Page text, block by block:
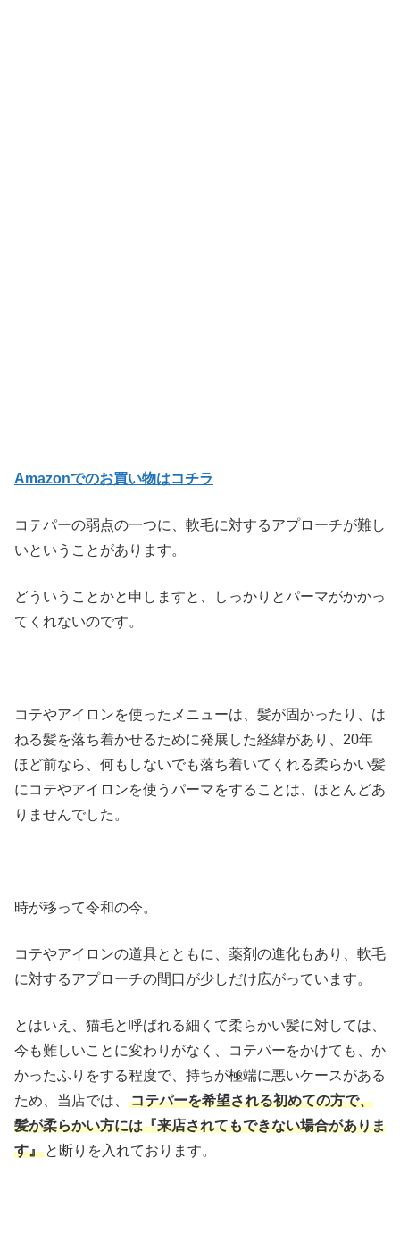
Amazonでのお買い物はコチラ
コテパーの弱点の一つに、軟毛に対するアプローチが難し
いということがあります。
どういうことかと申しますと、しっかりとパーマがかかっ
てくれないのです。
コテやアイロンを使ったメニューは、髪が固かったり、は
ねる髪を落ち着かせるために発展した経緯があり、20年
ほど前なら、何もしないでも落ち着いてくれる柔らかい髪
にコテやアイロンを使うパーマをすることは、ほとんどあ
りませんでした。
時が移って令和の今。
コテやアイロンの道具とともに、薬剤の進化もあり、軟毛
に対するアプローチの間口が少しだけ広がっています。
とはいえ、猫毛と呼ばれる細くて柔らかい髪に対しては、
今も難しいことに変わりがなく、コテパーをかけても、か
かったふりをする程度で、持ちが極端に悪いケースがある
ため、当店では、 コテパーを希望される初めての方で、
髪が柔らかい方には『来店されてもできない場合がありま
す』と断りを入れております。